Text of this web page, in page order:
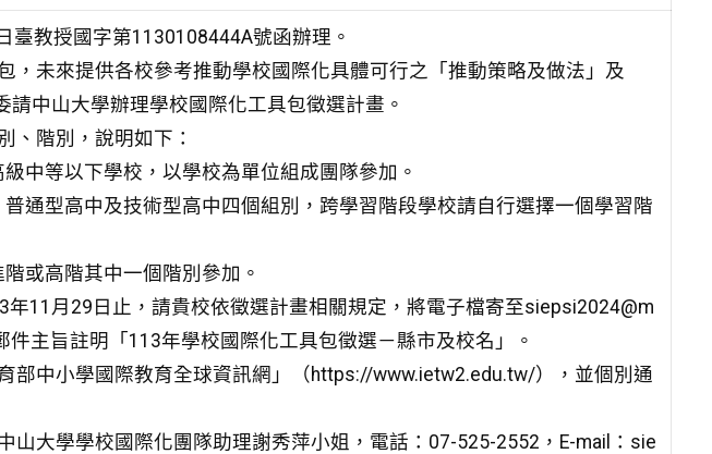
臺教授國字第1130108444A號函辦理。
，未來提供各校參考推動學校國 際化具體可行之「推動策略及做法」及
請中山大學辦理學校國際化工具包徵選計畫。
、階別，說明如下：
中等以下學校，以學校為單位組成團隊參加。
通型高中及技術型高中四個 組別，跨學習階段學校請自行選擇一個學習階
或高階其中一個階別參加。
年11月29日止，請貴校依徵選計畫相關規定，將電子檔寄至siepsi2024@m
件主旨註明「113年學校國際化工具包徵選－縣市及校名」。
部中小學國際教育全球資訊網」
（https://www.ietw2.edu.tw/），並個別通
山大學學校國際化團隊助理謝秀萍小姐，電話：07-525-2552，E-mail：sie